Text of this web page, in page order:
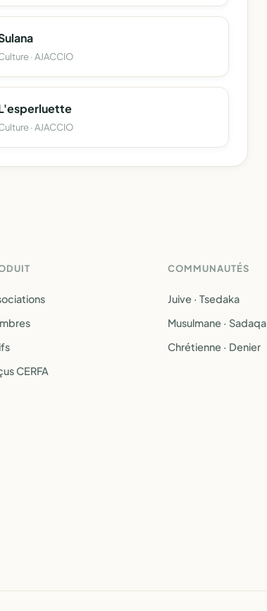
· AJACCIO
· AJACCIO
CERFA
COMMUNAUTÉS
Juive · Tsedaka
Musulmane · Sadaqa
Chrétienne · Denier